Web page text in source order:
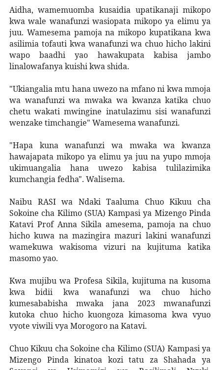
Aidha, wamemuomba kusaidia upatikanaji mikopo
kwa wale wanafunzi wasiopata mikopo ya elimu ya
juu. Wamesema pamoja na mikopo kupatikana kwa
asilimia tofauti kwa wanafunzi wa chuo hicho lakini
wapo baadhi yao hawakupata kabisa jambo
linalowafanya kuishi kwa shida.
"Ukiangalia mtu hana uwezo na mfano ni kwa mmoja
wa wanafunzi wa mwaka wa kwanza katika chuo
chetu wakati mwingine inatulazimu sisi wanafunzi
wenzake timchangie" Wamesema wanafunzi.
"Hapa kuna wanafunzi wa mwaka wa kwanza
hawajapata mikopo ya elimu ya juu na yupo mmoja
ukimuangalia hana uwezo kabisa tulilazimika
kumchangia fedha". Walisema.
Naibu RASI wa Ndaki Taaluma Chuo Kikuu cha
Sokoine cha Kilimo (SUA) Kampasi ya Mizengo Pinda
Katavi Prof Anna Sikila amesema, pamoja na chuo
hicho kuwa na mazingira mazuri lakini wanafunzi
wamekuwa wakisoma vizuri na kujituma katika
masomo yao.
Kwa mujibu wa Profesa Sikila, kujituma na kusoma
kwa bidii kwa wanafunzi wa chuo hicho
kumesababisha mwaka jana 2023 mwanafunzi
kutoka chuo hicho kuongoza kimasoma kwa vyuo
vyote viwili vya Morogoro na Katavi.
Chuo Kikuu cha Sokoine cha Kilimo (SUA) Kampasi ya
Mizengo Pinda kinatoa kozi tatu za Shahada ya